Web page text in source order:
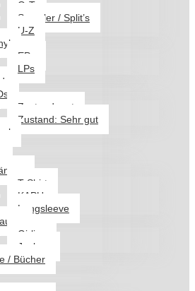
Q-T
Sampler / Split’s
U-Z
EPs
LPs
Zustand: gut
Zustand: Sehr gut
T-Shirt
KAPU
Longsleeve
Girlies
Jacken
/ Bücher